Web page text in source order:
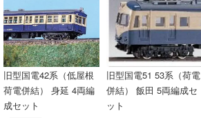
旧型国電42系（低屋根
荷電併結） 身延 4両編
成セット
旧型国電51 53系（荷電
併結） 飯田 5両編成セ
ット